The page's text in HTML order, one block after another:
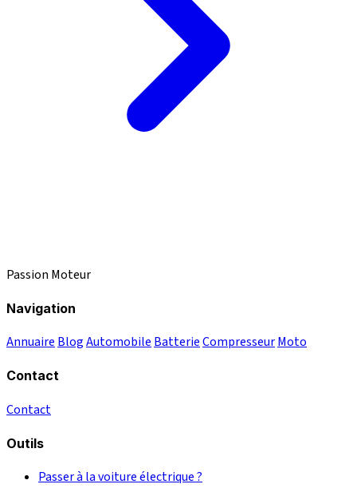
Passion Moteur
Navigation
Annuaire BlogAutomobile BatterieCompresseurMoto
Contact
Contact
Outils
Passer à la voiture électrique ?